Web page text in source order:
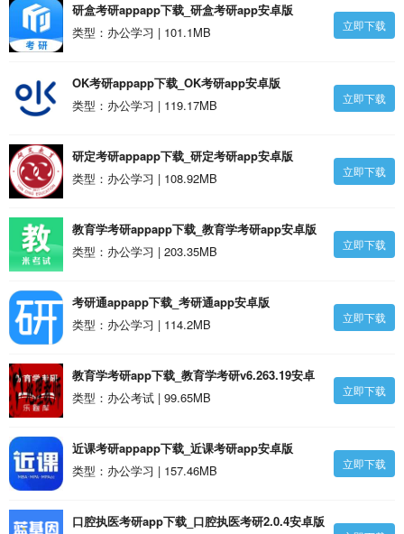
研盒考研appapp下载_研盒考研app安卓版
类型：办公学习 | 101.1MB
立即下载
OK考研appapp下载_OK考研app安卓版
类型：办公学习 | 119.17MB
立即下载
研定考研appapp下载_研定考研app安卓版
类型：办公学习 | 108.92MB
立即下载
教育学考研appapp下载_教育学考研app安卓版
类型：办公学习 | 203.35MB
立即下载
考研通appapp下载_考研通app安卓版
类型：办公学习 | 114.2MB
立即下载
教育学考研app下载_教育学考研v6.263.19安卓
版
类型：办公考试 | 99.65MB 立即下载
近课考研appapp下载_近课考研app安卓版
类型：办公学习 | 157.46MB
立即下载
口腔执医考研app下载_口腔执医考研2.0.4安卓版